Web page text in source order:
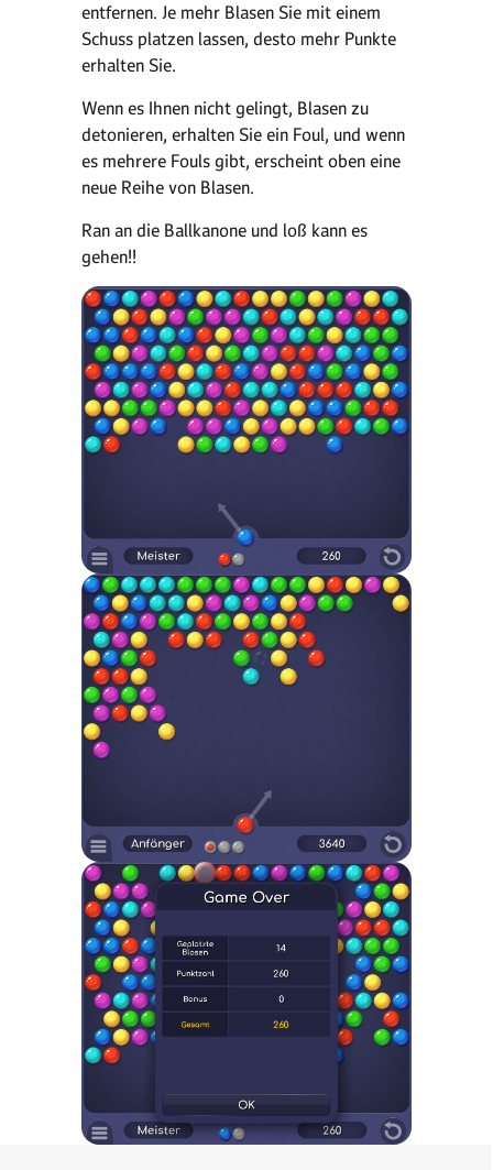
entfernen. Je mehr Blasen Sie mit einem
Schuss platzen lassen, desto mehr Punkte
erhalten Sie.
Wenn es Ihnen nicht gelingt, Blasen zu
detonieren, erhalten Sie ein Foul, und wenn
es mehrere Fouls gibt, erscheint oben eine
neue Reihe von Blasen.
Ran an die Ballkanone und loß kann es
gehen!!